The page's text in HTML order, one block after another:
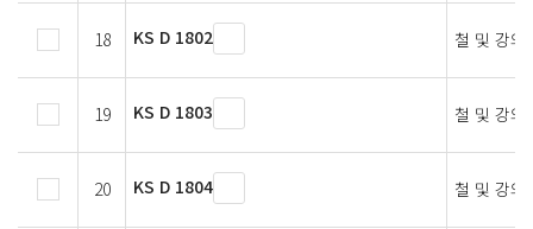
18 KS D 1802 철 및 강의
19 KS D 1803 철 및 강의
20 KS D 1804 철 및 강의